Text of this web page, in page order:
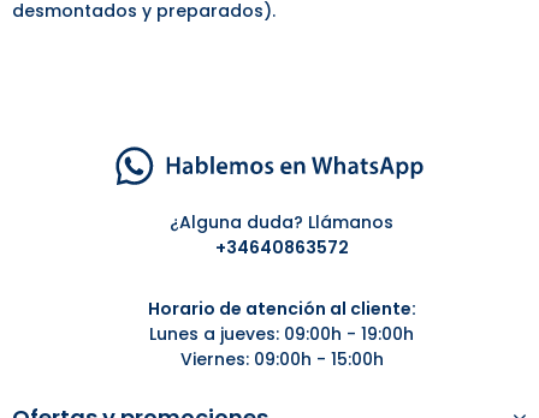
desmontados y preparados).
¿Alguna duda? Llámanos
+34640863572
Horario de atención al cliente:
Lunes a jueves: 09:00h - 19:00h
Viernes: 09:00h - 15:00h